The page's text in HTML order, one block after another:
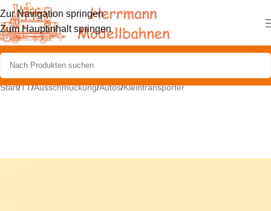
Zur Navigation springen
Zum Hauptinhalt springen
Start/TT/Ausschmückung/Autos/Kleintransporter